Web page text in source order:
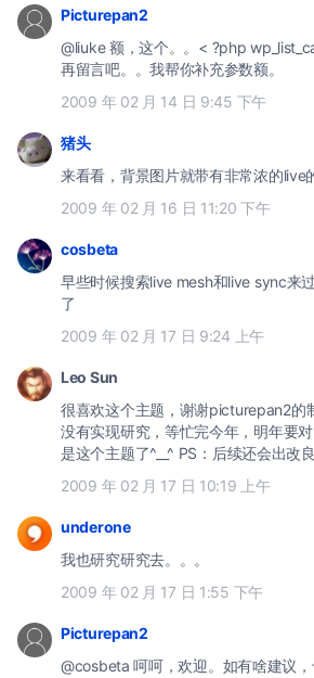
Picturepan2
@liuke 额，这个。。< ?php
再留言吧。。我帮你补充参数额。
2009 年 02 月 14 日 9:45 下午
猪头
来看看，背景图片就带有非常浓的live
2009 年 02 月 16 日 11:20 下午
cosbeta
早些时候搜索live mesh和live sync来
了
2009 年 02 月 17 日 9:24 上午
Leo Sun
很喜欢这个主题，谢谢picturepan2的
没有实现研究，等忙完今年，明年要
是这个主题了^__^ PS：后续还
2009 年 02 月 17 日 10:19 上午
underone
我也研究研究去。。。
2009 年 02 月 17 日 1:55 下午
Picturepan2
@cosbeta 呵呵，欢迎。如有啥建议